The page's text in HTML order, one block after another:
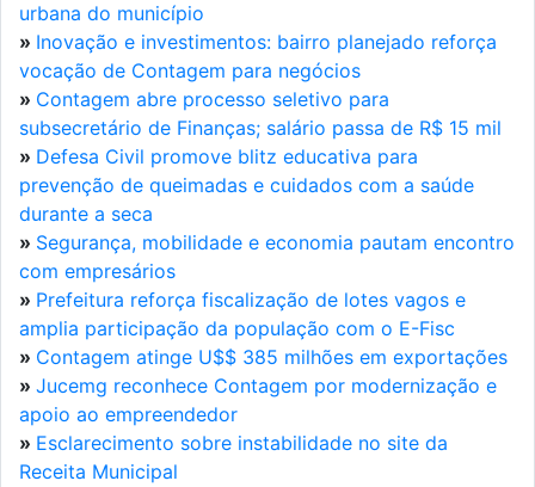
urbana do município
» Inovação e investimentos: bairro planejado reforça
vocação de Contagem para negócios
» Contagem abre processo seletivo para
subsecretário de Finanças; salário passa de R$ 15 mil
» Defesa Civil promove blitz educativa para
prevenção de queimadas e cuidados com a saúde
durante a seca
» Segurança, mobilidade e economia pautam encontro
com empresários
» Prefeitura reforça fiscalização de lotes vagos e
amplia participação da população com o E-Fisc
» Contagem atinge U$$ 385 milhões em exportações
» Jucemg reconhece Contagem por modernização e
apoio ao empreendedor
» Esclarecimento sobre instabilidade no site da
Receita Municipal